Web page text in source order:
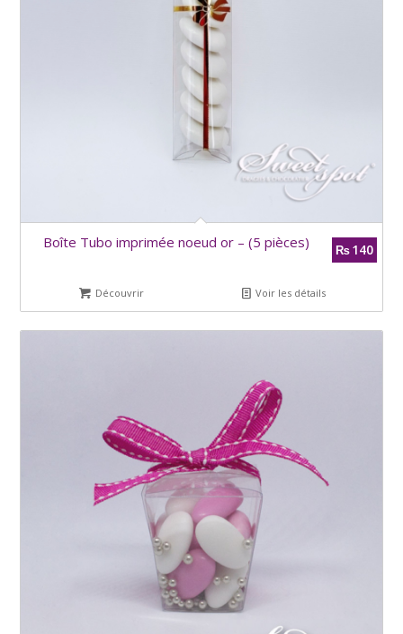
Boîte Tubo imprimée noeud or – (5 pièces) ₨140
Découvrir Voir les détails